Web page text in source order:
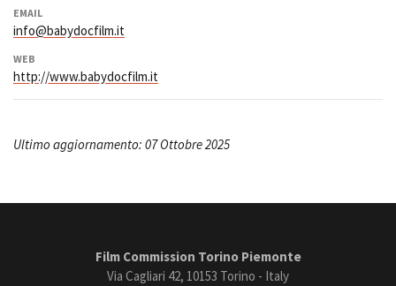
EMAIL
info@babydocfilm.it
WEB
http://www.babydocfilm.it
Ultimo aggiornamento: 07 Ottobre 2025
Film Commission Torino Piemonte
Via Cagliari 42, 10153 Torino - Italy